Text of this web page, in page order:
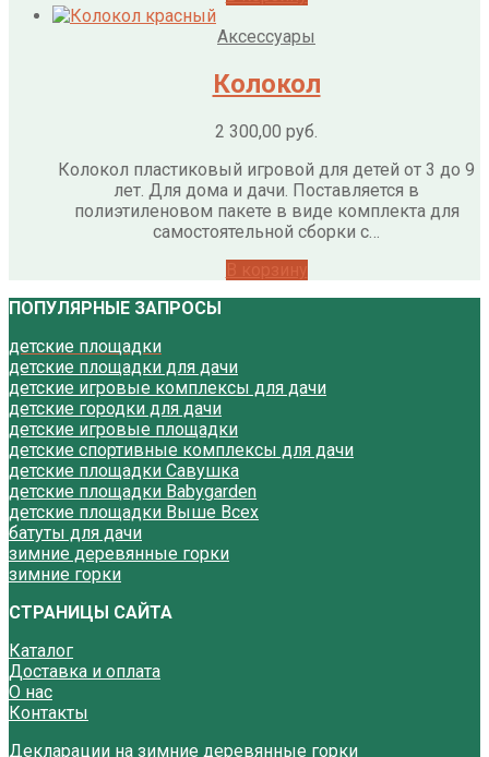
Аксессуары
Колокол
2 300,00 руб.
Колокол пластиковый игровой для детей от 3 до 9
лет. Для дома и дачи. Поставляется в
полиэтиленовом пакете в виде комплекта для
самостоятельной сборки с…
ПОПУЛЯРНЫЕ ЗАПРОСЫ
детские площадки
детские площадки для дачи
детские игровые комплексы для дачи
детские городки для дачи
детские игровые площадки
детские спортивные комплексы для дачи
детские площадки Савушка
детские площадки Babygarden
детские площадки Выше Всех
батуты для дачи
зимние деревянные горки
зимние горки
СТРАНИЦЫ САЙТА
Каталог
Доставка и оплата
О нас
Контакты
Декларации на зимние деревянные горки